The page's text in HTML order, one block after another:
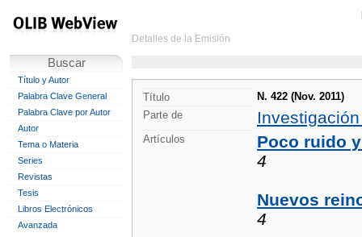
Buscar
Título y Autor
Palabra Clave General
Palabra Clave por Autor
Autor
Tema o Materia
Series
Revistas
Tesis
Libros Electrónicos
Avanzada
Detalles de la Emisión
Título
N. 422 (Nov. 2011)
Parte de
Artículos
Poco ruido
4
Nuevos
4